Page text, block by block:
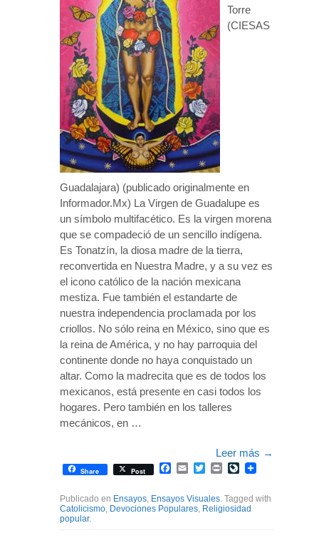
Torre
(CIESAS
Guadalajara) (publicado originalmente en
Informador.Mx) La Virgen de Guadalupe es
un símbolo multifacético. Es la virgen morena
que se compadeció de un sencillo indígena.
Es Tonatzín, la diosa madre de la tierra,
reconvertida en Nuestra Madre, y a su vez es
el icono católico de la nación mexicana
mestiza. Fue también el estandarte de
nuestra independencia proclamada por los
criollos. No sólo reina en México, sino que es
la reina de América, y no hay parroquia del
continente donde no haya conquistado un
altar. Como la madrecita que es de todos los
mexicanos, está presente en casi todos los
hogares. Pero también en los talleres
mecánicos, en …
Leer más →
Share Post Facebook
EmailTwitterPrintLiveJournal
Publicado en Ensayos Ensayos Visuales . Tagged with
Catolicismo Devociones Populares Religiosidad
popular.